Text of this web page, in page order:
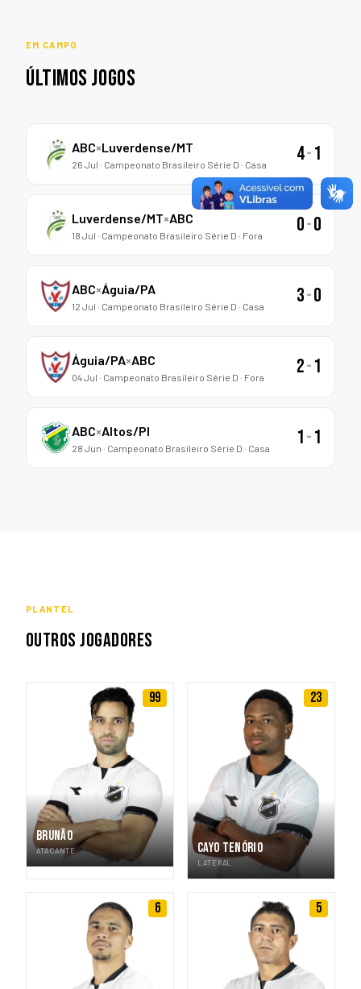
EM CAMPO
ÚLTIMOS JOGOS
ABC×Luverdense/MT
26 Jul · Campeonato Brasileiro Série D · Casa 4-1
Luverdense/MT×ABC
18 Jul · Campeonato Brasileiro Série D · Fora 0-0
ABC×Águia/PA
12 Jul · Campeonato Brasileiro Série D · Casa 3-0
Águia/PA×ABC
04 Jul · Campeonato Brasileiro Série D · Fora 2-1
ABC×Altos/PI
28 Jun · Campeonato Brasileiro Série D · Casa 1-1
PLANTEL
OUTROS JOGADORES
99
BRUNÃO
ATACANTE
23
CAYO TENÓRIO
LATERAL
6 5